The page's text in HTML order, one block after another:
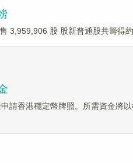
3,959,906 股 股新普通股共籌得約
香港穩定幣牌照。所需資金將